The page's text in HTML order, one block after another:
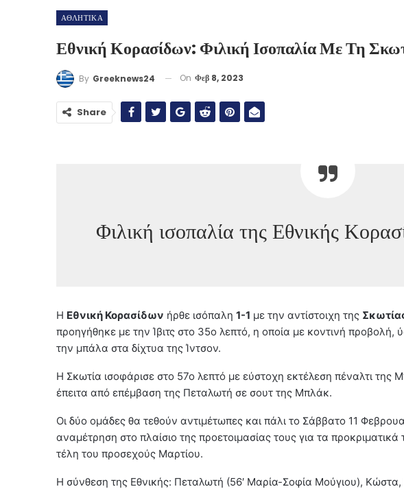
ΑΘΛΗΤΙΚΑ
Εθνική Κορασίδων: Φιλική Ισοπαλία Με Τη
By Greeknews24 On Φεβ 8, 2023
Share
Φιλική ισοπαλία της Εθνικής
Η Εθνική Κορασίδων ήρθε ισόπαλη 1-1 με την αντίστοιχη της
προηγήθηκε με την Ίβιτς στο 35ο λεπτό, η οποία με κοντινή προβολή,
την μπάλα στα δίχτυα της Ίντσον.
Η Σκωτία ισοφάρισε στο 57ο λεπτό με εύστοχη εκτέλεση πέναλτι της
έπειτα από επέμβαση της Πεταλωτή σε σουτ της Μπλάκ.
Οι δύο ομάδες θα τεθούν αντιμέτωπες και πάλι το Σάββατο 11
αναμέτρηση στο πλαίσιο της προετοιμασίας τους για τα
τέλη του προσεχούς Μαρτίου.
Η σύνθεση της Εθνικής: Πεταλωτή (56′ Μαρία-Σοφία Μούγιου),